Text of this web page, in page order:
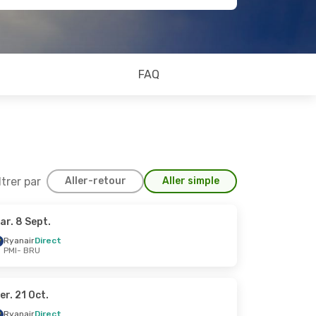
FAQ
par Aller-retour Aller simple
Août
8 Sept.
RyanairDirect
PMI- BRU
21 Oct.
RyanairDirect